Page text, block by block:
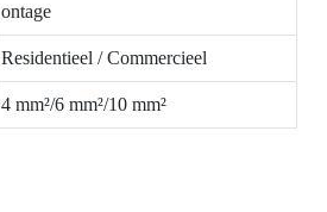
ontage
Residentieel / Commercieel
4 mm²/6 mm²/10 mm²